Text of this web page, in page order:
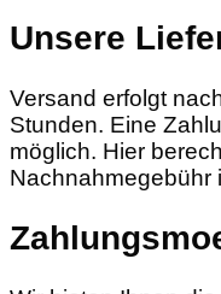
Unsere
Versand erfolgt
Stunden. Eine
möglich. Hier
Nachnahmegebühr